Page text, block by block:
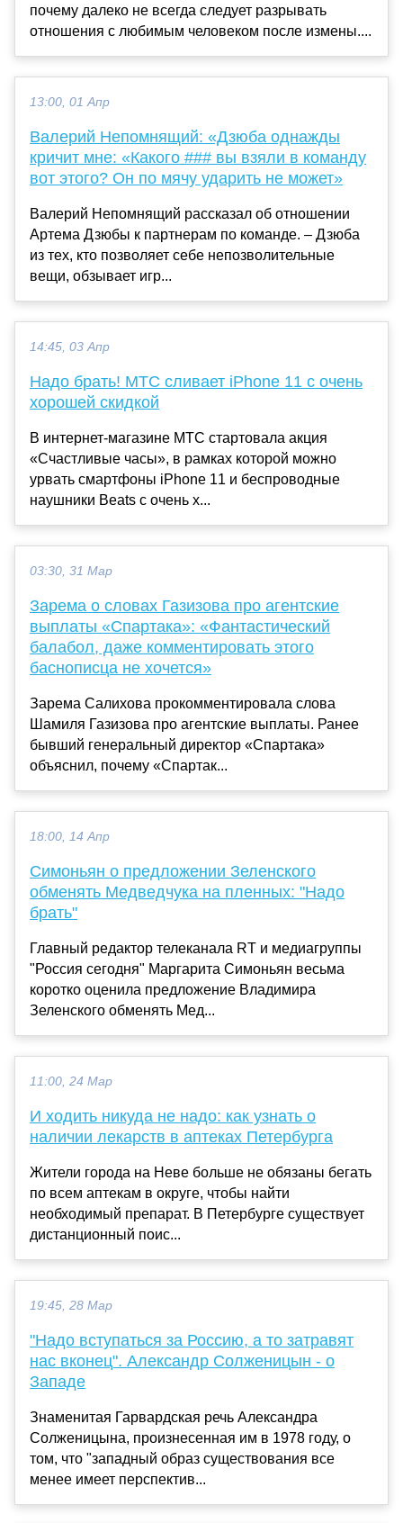
почему далеко не всегда следует разрывать
отношения с любимым человеком после измены....
13:00, 01 Апр
Валерий Непомнящий: «Дзюба однажды
кричит мне: «Какого ### вы взяли в команду
вот этого? Он по мячу ударить не может»
Валерий Непомнящий рассказал об отношении
Артема Дзюбы к партнерам по команде. – Дзюба
из тех, кто позволяет себе непозволительные
вещи, обзывает игр...
14:45, 03 Апр
Надо брать! МТС сливает iPhone 11 с очень
хорошей скидкой
В интернет-магазине МТС стартовала акция
«Счастливые часы», в рамках которой можно
урвать смартфоны iPhone 11 и беспроводные
наушники Beats с очень х...
03:30, 31 Мар
Зарема о словах Газизова про агентские
выплаты «Спартака»: «Фантастический
балабол, даже комментировать этого
баснописца не хочется»
Зарема Салихова прокомментировала слова
Шамиля Газизова про агентские выплаты. Ранее
бывший генеральный директор «Спартака»
объяснил, почему «Спартак...
18:00, 14 Апр
Симоньян о предложении Зеленского
обменять Медведчука на пленных: "Надо
брать"
Главный редактор телеканала RT и медиагруппы
"Россия сегодня" Маргарита Симоньян весьма
коротко оценила предложение Владимира
Зеленского обменять Мед...
11:00, 24 Мар
И ходить никуда не надо: как узнать о
наличии лекарств в аптеках Петербурга
Жители города на Неве больше не обязаны бегать
по всем аптекам в округе, чтобы найти
необходимый препарат. В Петербурге существует
дистанционный поис...
19:45, 28 Мар
"Надо вступаться за Россию, а то затравят
нас вконец". Александр Солженицын - о
Западе
Знаменитая Гарвардская речь Александра
Солженицына, произнесенная им в 1978 году, о
том, что "западный образ существования все
менее имеет перспектив...